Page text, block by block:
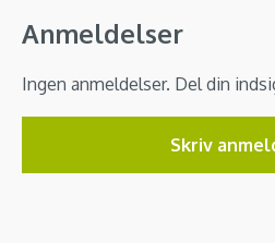
Anmeldelser
Ingen anmeldelser. Del din
Skriv